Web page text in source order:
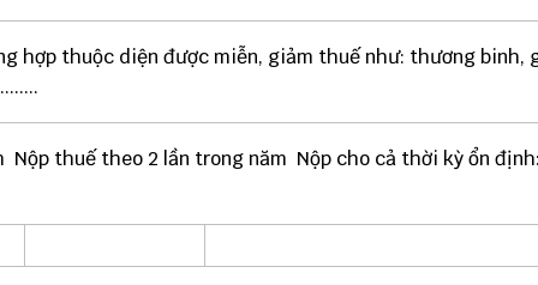
hợp thuộc diện được miễn, giảm thuế như: thương binh,
Nộp thuế theo 2 lần trong năm  Nộp cho cả thời kỳ ổn